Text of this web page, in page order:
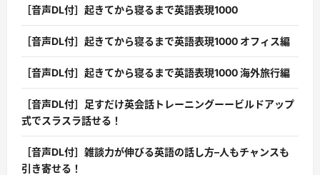
［音声DL付］起きてから寝るまで英語表現1000
［音声DL付］起きてから寝るまで英語表現1000 オフィス編
［音声DL付］起きてから寝るまで英語表現1000 海外旅行編
［音声DL付］足すだけ英会話トレーニングーービルドアップ
式でスラスラ話せる！
［音声DL付］雑談力が伸びる英語の話し方–人もチャンスも
引き寄せる！